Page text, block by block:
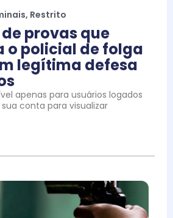
, Restrito
provas que
o policial de folga
legítima defesa
apenas para usuários logados
conta para visualizar